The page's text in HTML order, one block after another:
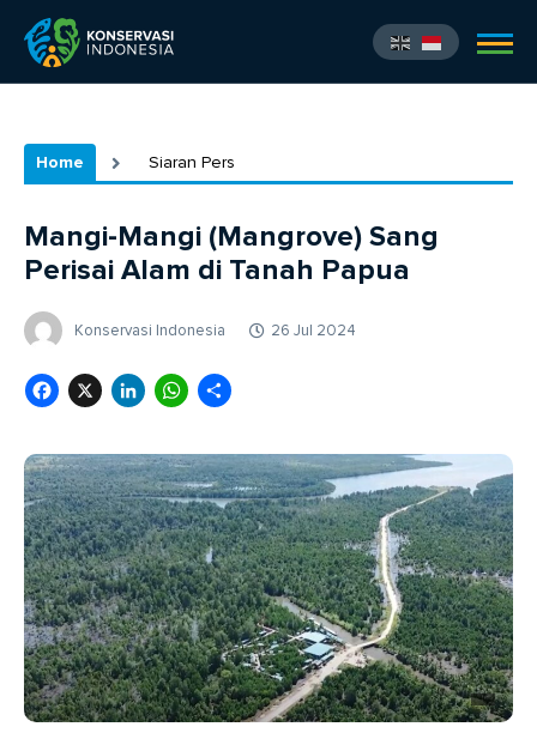
Home Siaran Pers
Mangi-Mangi (Mangrove) Sang
Perisai Alam di Tanah Papua
Konservasi Indonesia 26 Jul 2024
Facebook
X LinkedInWhatsApp